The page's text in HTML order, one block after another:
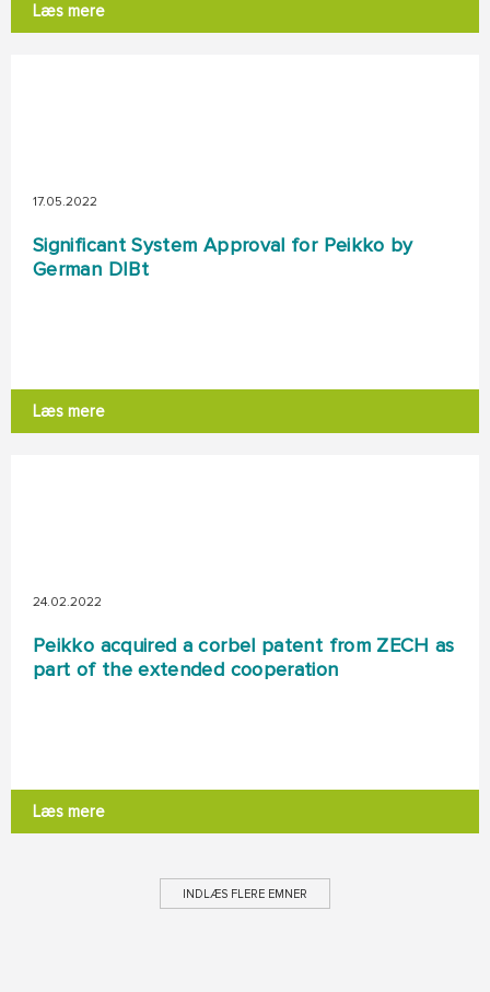
Læs mere
17.05.2022
Significant System Approval for Peikko by
German DIBt
Læs mere
24.02.2022
Peikko acquired a corbel patent from ZECH as
part of the extended cooperation
Læs mere
INDLÆS FLERE EMNER